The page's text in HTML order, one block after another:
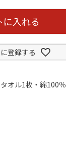
に入れる
登録する
オル1枚・綿100％